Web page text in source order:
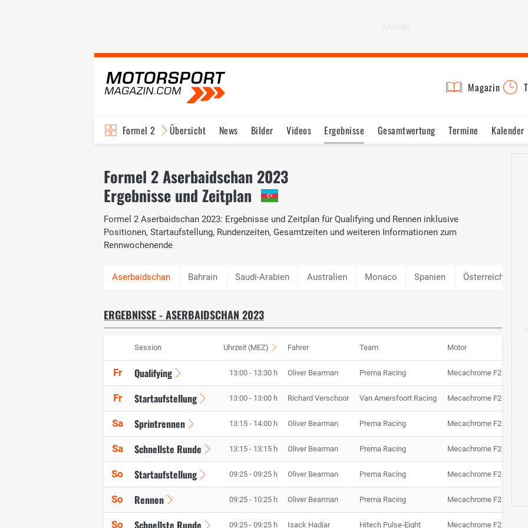
Magazin
Formel 2 Übersicht News Bilder Videos Ergebnisse Gesamtwertung Termine Kalender
Formel 2 Aserbaidschan 2023
Ergebnisse und Zeitplan
Formel 2 Aserbaidschan 2023: Ergebnisse und Zeitplan für Qualifying und Rennen inklusive
Positionen, Startaufstellung, Rundenzeiten, Gesamtzeiten und weiteren Informationen zum
Rennwochenende
Bahrain Saudi-Arabien Australien Monaco Spanien Österreich
ERGEBNISSE - ASERBAIDSCHAN 2023
Session Uhrzeit (MEZ) Fahrer Team Motor
Fr Qualifying 13:00 - 13:30 h Oliver Bearman Prema Racing Mecachrome F2
Fr Startaufstellung 13:00 - 13:00 h Richard Verschoor Van Amersfoort Racing Mecachrome F2
Sa Sprintrennen 13:15 - 14:00 h Oliver Bearman Prema Racing Mecachrome F2
Sa Schnellste Runde 13:15 - 13:15 h Oliver Bearman Prema Racing Mecachrome F2
So Startaufstellung 09:25 - 09:25 h Oliver Bearman Prema Racing Mecachrome F2
So Rennen 09:25 - 10:25 h Oliver Bearman Prema Racing Mecachrome F2
So 09:25 - 09:25 h Isack Hadjar Hitech Pulse-Eight Mecachrome F2